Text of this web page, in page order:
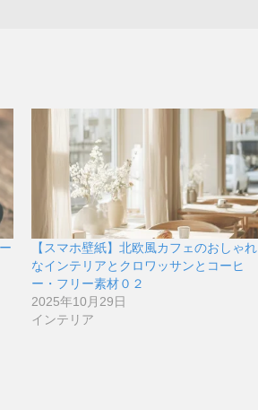
【スマホ壁紙】北欧風カフェのおしゃれ
なインテリアとクロワッサンとコーヒ
ー・フリー素材０２
2025年10月29日
インテリア